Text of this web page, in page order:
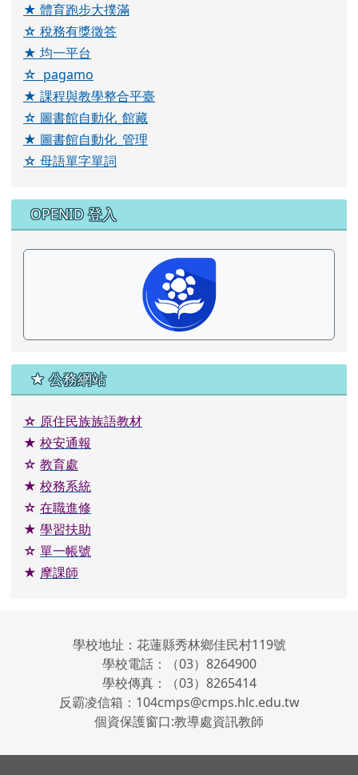
★ 體育跑步大撲滿
☆ 稅務有獎徵答
★ 均一平台
☆ pagamo
★ 課程與教學整合平臺
☆ 圖書館自動化_館藏
★ 圖書館自動化_管理
☆ 母語單字單詞
OPENID 登入
★ 公務網站
☆ 原住民族族語教材
★ 校安通報
☆ 教育處
★ 校務系統
☆ 在職進修
★ 學習扶助
☆ 單一帳號
★ 摩課師
學校地址：花蓮縣秀林鄉佳民村119號
學校電話：（03）8264900
學校傳真：（03）8265414
反霸凌信箱：104cmps@cmps.hlc.edu.tw
個資保護窗口:教導處資訊教師